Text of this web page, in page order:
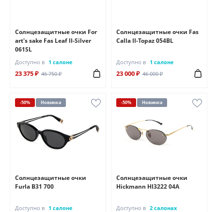
Солнцезащитные очки For
art's sake Fas Leaf II-Silver
061SL
Доступно в 1 салоне
23 375 ₽ 46 750 ₽
Солнцезащитные очки Fas
Calla II-Topaz 054BL
Доступно в 1 салоне
23 000 ₽ 46 000 ₽
-50% Новинка
Солнцезащитные очки
Furla B31 700
Доступно в 1 салоне
-50% Новинка
Солнцезащитные очки
Hickmann HI3222 04A
Доступно в 2 салонах